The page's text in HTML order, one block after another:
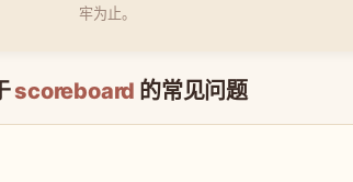
牢为止。
scoreboard 的常见问题